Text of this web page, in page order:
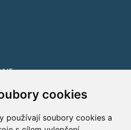
cookies
používají soubory cookies a